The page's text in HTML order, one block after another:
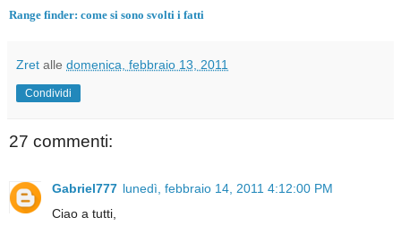
Range finder: come si sono svolti i fatti
Zret alle domenica, febbraio 13, 2011
Condividi
27 commenti:
Gabriel777 lunedì, febbraio 14, 2011 4:12:00 PM
Ciao a tutti,